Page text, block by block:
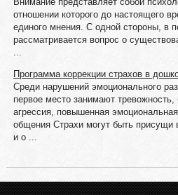
отношении которого до настоящего
единого мнения. С одной стороны, в
рассматривается вопрос о
...
Программа коррекции страхов в
Среди нарушений эмоционального
первое место занимают тревожность,
агрессия, повышенная
общения Страхи могут быть
и о ...